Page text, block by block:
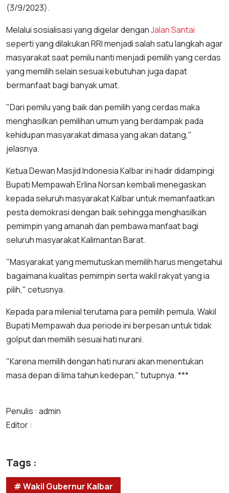
(3/9/2023).
Melalui sosialisasi yang digelar denganJalan Santai
seperti yang dilakukan RRI menjadi salah satu langkah agar
masyarakat saat pemilu nanti menjadi pemilih yang cerdas
yang memilih selain sesuai kebutuhan juga dapat
bermanfaat bagi banyak umat.
"Dari pemilu yang baik dan pemilih yang cerdas maka
menghasilkan pemilihan umum yang berdampak pada
kehidupan masyarakat dimasa yang akan datang,"
jelasnya.
Ketua Dewan Masjid Indonesia Kalbar ini hadir didampingi
Bupati Mempawah Erlina Norsan kembali menegaskan
kepada seluruh masyarakat Kalbar untuk memanfaatkan
pesta demokrasi dengan baik sehingga menghasilkan
pemimpin yang amanah dan pembawa manfaat bagi
seluruh masyarakat Kalimantan Barat.
"Masyarakat yang memutuskan memilih harus mengetahui
bagaimana kualitas pemimpin serta wakil rakyat yang ia
pilih," cetusnya.
Kepada para milenial terutama para pemilih pemula, Wakil
Bupati Mempawah dua periode ini berpesan untuk tidak
golput dan memilih sesuai hati nurani.
"Karena memilih dengan hati nurani akan menentukan
masa depan di lima tahun kedepan," tutupnya. ***
Penulis : admin
Editor :
Tags :
# Wakil Gubernur Kalbar